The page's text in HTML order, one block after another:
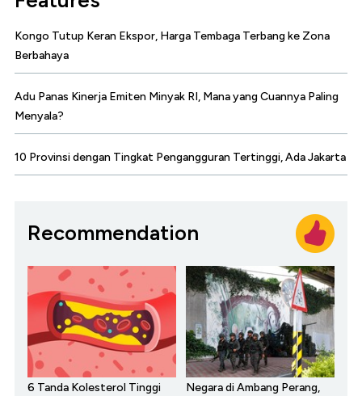
Kongo Tutup Keran Ekspor, Harga Tembaga Terbang ke Zona
Berbahaya
Adu Panas Kinerja Emiten Minyak RI, Mana yang Cuannya Paling
Menyala?
10 Provinsi dengan Tingkat Pengangguran Tertinggi, Ada Jakarta
Recommendation
6 Tanda Kolesterol Tinggi
Negara di Ambang Perang,